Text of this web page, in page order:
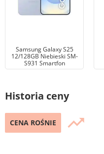
Samsung Galaxy S25
12/128GB Niebieski SM-
S931 Smartfon
Historia ceny
CENA ROŚNIE trending_up